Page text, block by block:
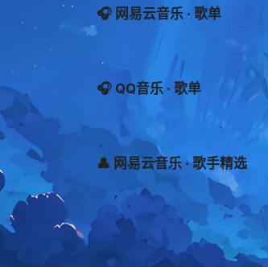
🎧 网易云音乐 · 歌单
🎧 QQ音乐 · 歌单
👤 网易云音乐 · 歌手精选